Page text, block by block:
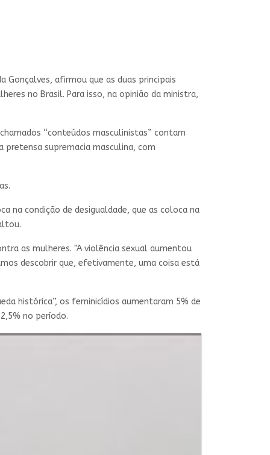
Gonçalves, afirmou que as duas principais
no Brasil. Para isso, na opinião da ministra,
“conteúdos masculinistas” contam
pretensa supremacia masculina, com
na condição de desigualdade, que as coloca na
as mulheres. "A violência sexual aumentou
descobrir que, efetivamente, uma coisa está
histórica”, os feminicídios aumentaram 5% de
no período.